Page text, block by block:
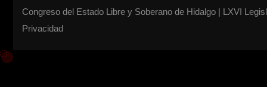
Congreso del Estado Libre y Soberano de Hidalgo | LXVI
Privacidad